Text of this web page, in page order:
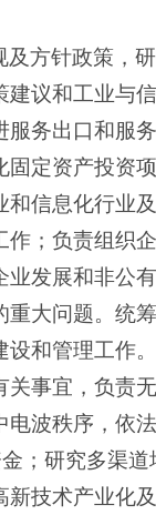
方针政策，
议和工业与
务出口和服
定资产投资
信息化行业
；负责组织企
发展和非公
大问题。统
和管理工作
事宜，负责
波秩序，依
；研究多渠
技术产业化